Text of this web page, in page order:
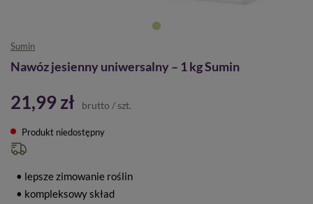
Sumin
Nawóz jesienny uniwersalny – 1 kg Sumin
21,99 zł brutto / szt.
Produkt niedostępny
• lepsze zimowanie roślin
• kompleksowy skład